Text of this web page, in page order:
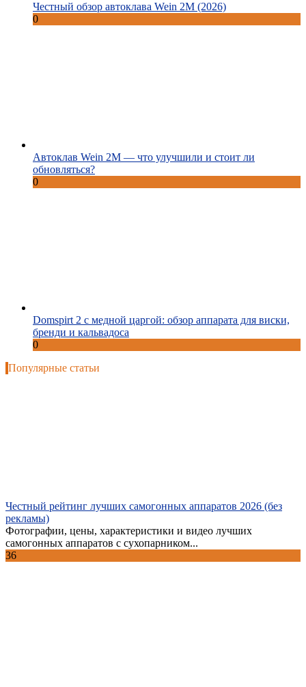
Честный обзор автоклава Wein 2M (2026)
0
Автоклав Wein 2M — что улучшили и стоит ли
обновляться?
0
Domspirt 2 с медной царгой: обзор аппарата для виски,
бренди и кальвадоса
0
Популярные статьи
Честный рейтинг лучших самогонных аппаратов 2026 (без
рекламы)
Фотографии, цены, характеристики и видео лучших
самогонных аппаратов с сухопарником...
36